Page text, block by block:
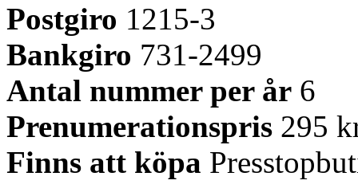
Postgiro 1215-3
Bankgiro 731-2499
Antal nummer per år 6
Prenumerationspris 295
Finns att köpa